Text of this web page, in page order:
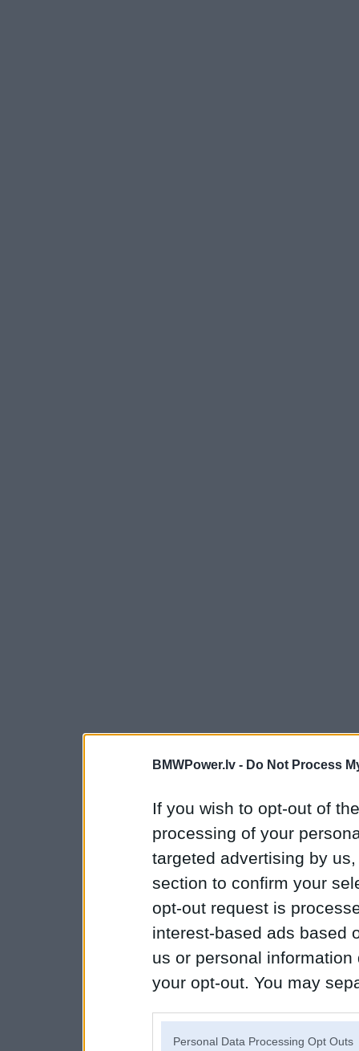
BMWPower.lv - Do Not Process
If you wish to opt-out of
processing of your
targeted advertising by
section to confirm your
opt-out request is
interest-based ads based
us or personal
your opt-out. You may
Personal Data Processing Opt Outs